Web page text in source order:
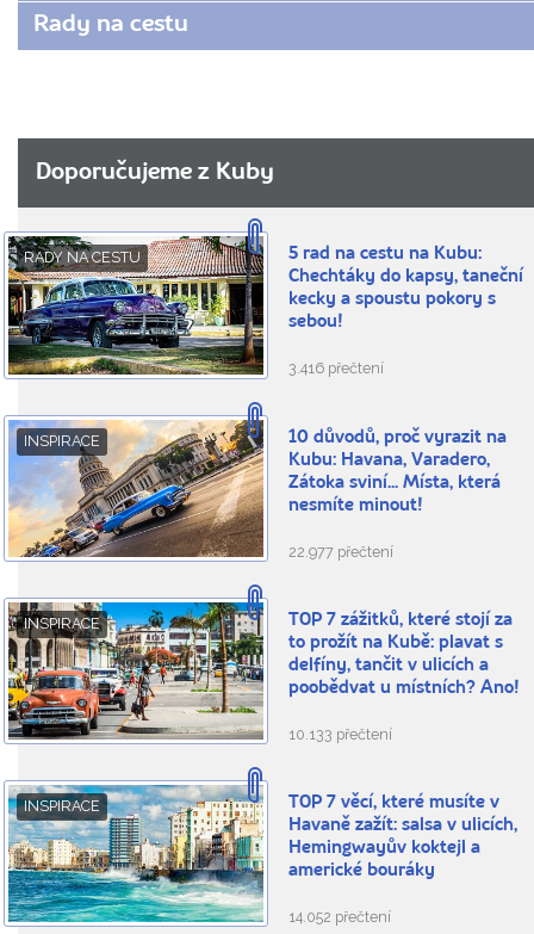
Rady na cestu
Doporučujeme z Kuby
RADY NA CESTU
5 rad na cestu na Kubu:
Chechtáky do kapsy, taneční
kecky a spoustu pokory s
sebou!
3.416 přečtení
INSPIRACE
10 důvodů, proč vyrazit na
Kubu: Havana, Varadero,
Zátoka sviní... Místa, která
nesmíte minout!
22.977 přečtení
INSPIRACE
TOP 7 zážitků, které stojí za
to prožít na Kubě: plavat s
delfíny, tančit v ulicích a
poobědvat u místních? Ano!
10.133 přečtení
INSPIRACE
TOP 7 věcí, které musíte v
Havaně zažít: salsa v ulicích,
Hemingwayův koktejl a
americké bouráky
14.052 přečtení